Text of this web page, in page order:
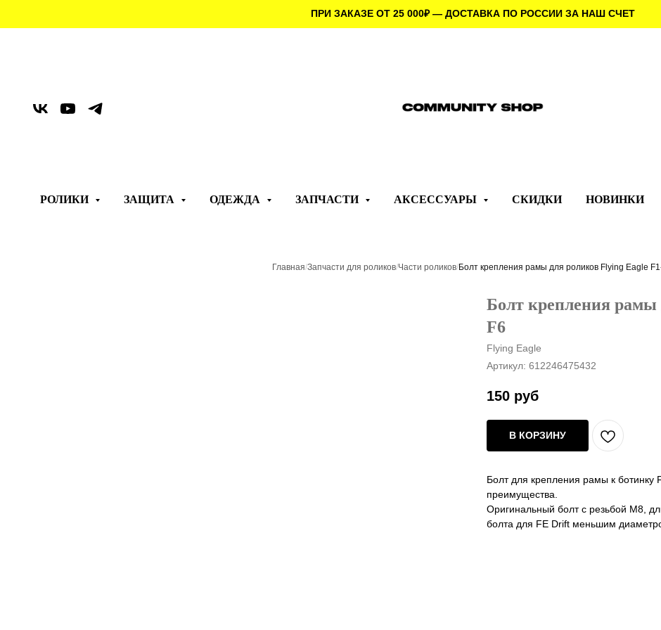
ПРИ ЗАКАЗЕ ОТ 25 000₽— ДОСТАВКА ПО РОССИИ ЗА НАШ СЧЕТ
РОЛИКИ ЗАЩИТА ОДЕЖДА ЗАПЧАСТИ АКСЕССУАРЫ СКИДКИ НОВИНКИ
Главная/Запчасти для роликов/Части роликов/Болт крепления рамы для роликов Flying Eagle
Болт крепления рамы
F6
Flying Eagle
Артикул: 612246475432
150 руб
В КОРЗИНУ
Болт для крепления рамы к ботинку
преимущества.
Оригинальный болт с резьбой M8,
болта для FE Drift меньшим